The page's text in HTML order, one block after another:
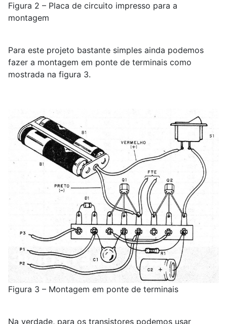
Figura 2 – Placa de circuito impresso para a
montagem
Para este projeto bastante simples ainda podemos
fazer a montagem em ponte de terminais como
mostrada na figura 3.
Figura 3 – Montagem em ponte de terminais
Na verdade, para os transistores podemos usar